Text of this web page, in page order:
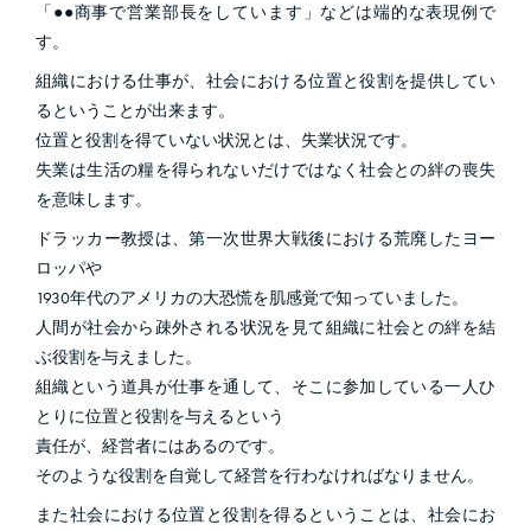
「●●商事で営業部長をしています」などは端的な表現例で
す。
組織における仕事が、社会における位置と役割を提供してい
るということが出来ます。
位置と役割を得ていない状況とは、失業状況です。
失業は生活の糧を得られないだけではなく社会との絆の喪失
を意味します。
ドラッカー教授は、第一次世界大戦後における荒廃したヨー
ロッパや
1930年代のアメリカの大恐慌を肌感覚で知っていました。
人間が社会から疎外される状況を見て組織に社会との絆を結
ぶ役割を与えました。
組織という道具が仕事を通して、そこに参加している一人ひ
とりに位置と役割を与えるという
責任が、経営者にはあるのです。
そのような役割を自覚して経営を行わなければなりません。
また社会における位置と役割を得るということは、社会にお